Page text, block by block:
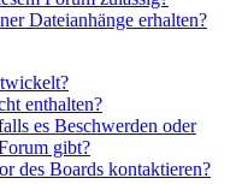
Dateianhänge erhalten?
enthalten?
es Beschwerden oder
gibt?
des Boards kontaktieren?